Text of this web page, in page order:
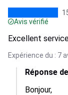
Avis vérifié
Excellent
Expérience du : 7
Réponse
Bonjour,